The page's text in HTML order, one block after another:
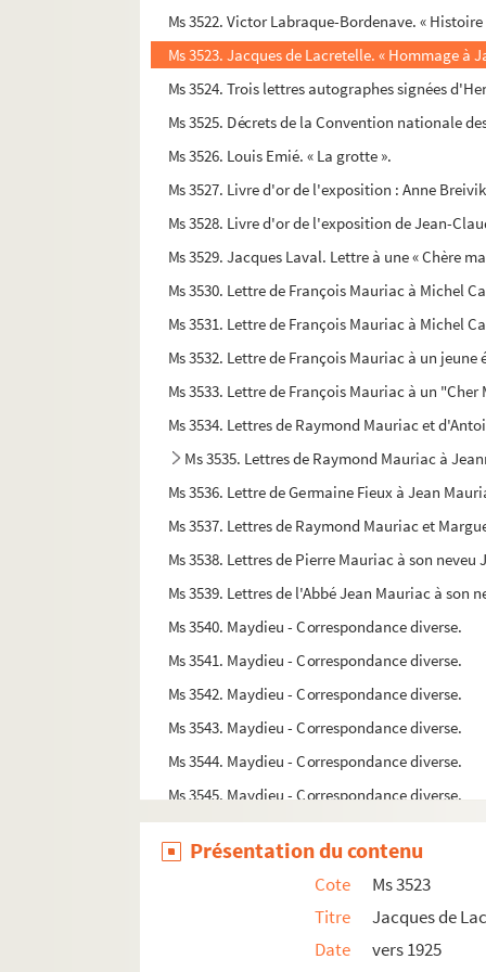
Ms 3522. Victor Labraque-Bordenave. «
Ms 3523. Jacques de Lacretelle. « Hommage à
Ms 3524. Trois lettres autographes signées
Ms 3525. Décrets de la Convention nationale
Ms 3526. Louis Emié. « La grotte ».
Ms 3527. Livre d'or de l'exposition : Anne
Ms 3528. Livre d'or de l'exposition de Jean-
Ms 3529. Jacques Laval. Lettre à une « Chère
Ms 3530. Lettre de François Mauriac à Michel
Ms 3531. Lettre de François Mauriac à Michel
Ms 3532. Lettre de François Mauriac à un jeune
Ms 3533. Lettre de François Mauriac à un "Cher
Ms 3534. Lettres de Raymond Mauriac et
Ms 3535. Lettres de Raymond Mauriac à
Ms 3536. Lettre de Germaine Fieux à Jean
Ms 3537. Lettres de Raymond Mauriac et
Ms 3538. Lettres de Pierre Mauriac à son neveu
Ms 3539. Lettres de l'Abbé Jean Mauriac à son
Ms 3540. Maydieu - Correspondance diverse.
Ms 3541. Maydieu - Correspondance diverse.
Ms 3542. Maydieu - Correspondance diverse.
Ms 3543. Maydieu - Correspondance diverse.
Ms 3544. Maydieu - Correspondance diverse.
Ms 3545. Maydieu - Correspondance diverse.
Ms 3546. Maydieu - Correspondance diverse.
Ms 3547. Maydieu - Correspondance diverse.
Ms 3548. Maydieu - Correspondance diverse.
Ms 3549. Maydieu - Correspondance diverse.
Ms 3550. Maydieu - Correspondance diverse.
Présentation du contenu
Cote
Ms 3523
Titre
Jacques de
Date
vers 1925